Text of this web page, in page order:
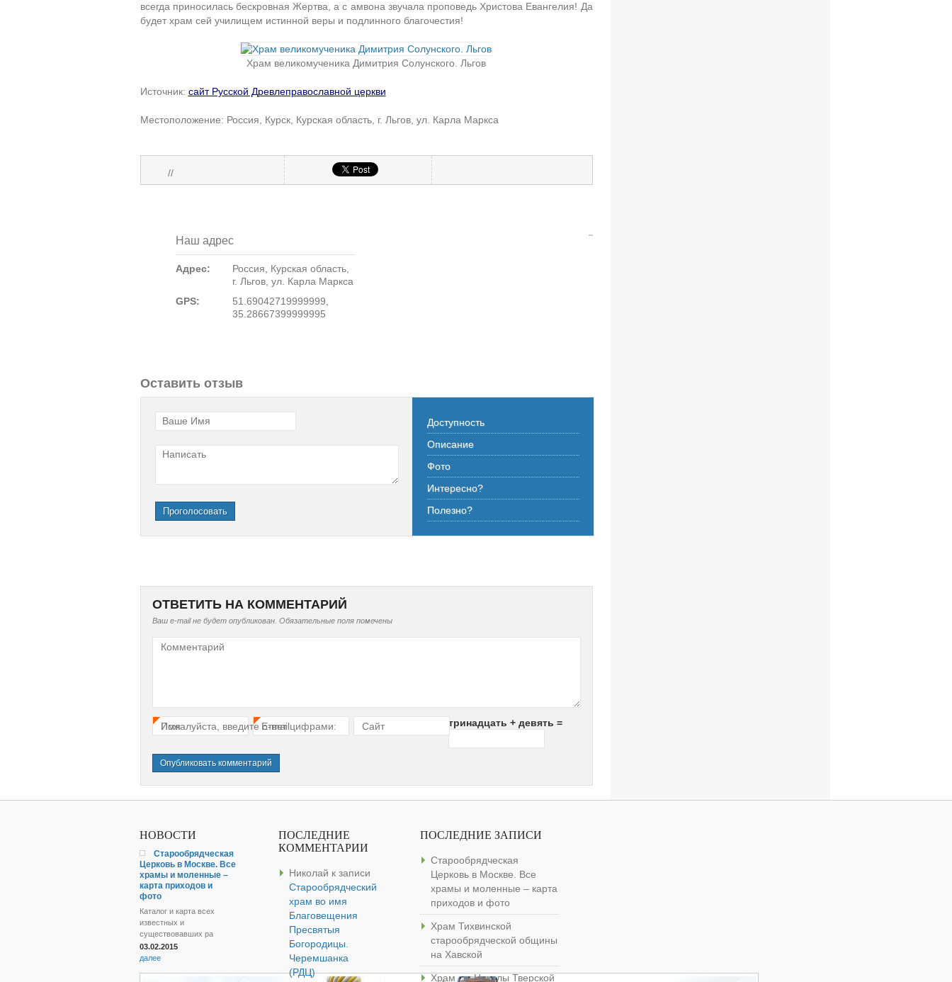
всегда приносилась бескровная Жертва, а с амвона звучала проповедь Христова Евангелия! Да
будет храм сей училищем истинной веры и подлинного благочестия!
Храм великомученика Димитрия Солунского. Льгов
Источник: сайт Русской Древлеправославной церкви
Местоположение: Россия, Курск, Курская область, г. Льгов, ул. Карла Маркса
//
Наш адрес
Адрес:
Россия, Курская область,
г. Льгов, ул. Карла Маркса
GPS:
51.69042719999999,
35.28667399999995
Оставить отзыв
Ваше Имя
Написать
Проголосовать
Доступность
Описание
Фото
Интересно?
Полезно?
Показать комментарии
ОТВЕТИТЬ НА КОММЕНТАРИЙ
Ваш e-mail не будет опубликован. Обязательные поля помечены
Комментарий
Имя E-mail
* Сайт
Пожалуйста, введите ответ цифрами: тринадцать + девять =
НОВОСТИ
Старообрядческая
Церковь в Москве. Все
храмы и моленные –
карта приходов и
фото
Каталог и карта всех
известных и
существовавших ра
03.02.2015
далее
ПОСЛЕДНИЕ
КОММЕНТАРИИ
Николай к записи
Старообрядческий
храм во имя
Благовещения
Пресвятыя
Богородицы.
Черемшанка
(РДЦ)
ПОСЛЕДНИЕ ЗАПИСИ
Старообрядческая
Церковь в Москве. Все
храмы и моленные – карта
приходов и фото
Храм Тихвинской
старообрядческой общины
на Хавской
Храм св. Николы Тверской